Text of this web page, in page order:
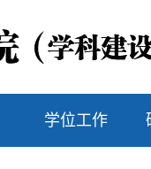
学位工作